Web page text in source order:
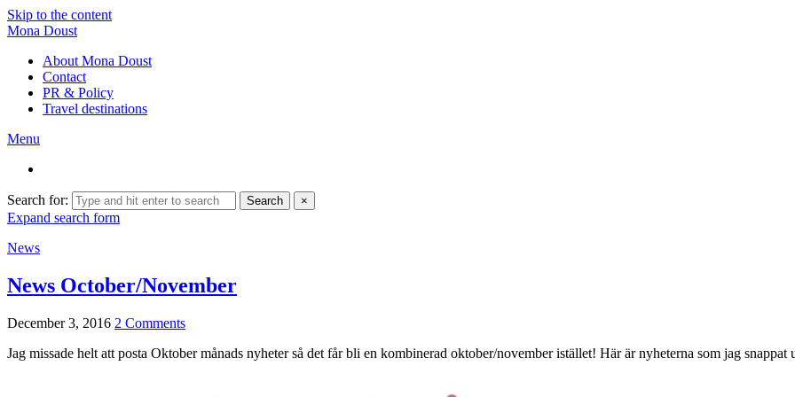
Skip to the content
Mona Doust
About Mona Doust
Contact
PR & Policy
Travel destinations
Menu
Search for: Search ×
Expand search form
News
News October/November
December 3, 2016 2 Comments
Jag missade helt att posta Oktober månads nyheter så det får bli en kombinerad oktober/november istället! Här är nyheterna som jag snappat